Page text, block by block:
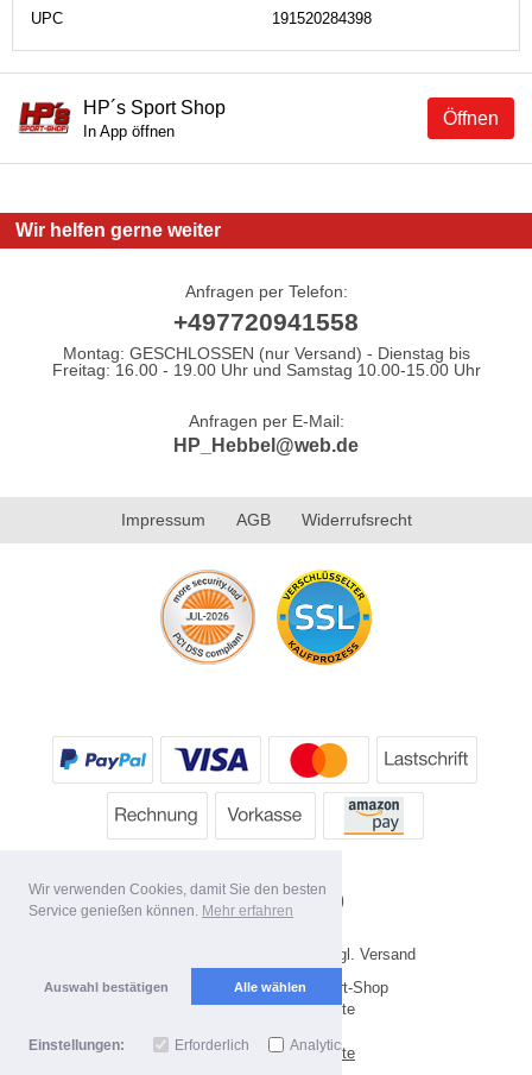
Wir verwenden Cookies, damit Sie den besten
Service genießen können. Mehr erfahren
Auswahl bestätigen Alle wählen
Einstellungen: Erforderlich Analytics
UPC
191520284398
Öffnen
HP´s Sport Shop
In App öffnen
Wir helfen gerne weiter
Anfragen per Telefon:
+497720941558
Montag: GESCHLOSSEN (nur Versand) - Dienstag bis
Freitag: 16.00 - 19.00 Uhr und Samstag 10.00-15.00 Uhr
Anfragen per E-Mail:
HP_Hebbel@web.de
Impressum AGB Widerrufsrecht
* Alle Preise inkl. MwSt. evtl. zzgl. Versand
Copyright 2026 by HP's Sport-Shop
Mobile Shop by Shopgate
Zur klassischen Webseite